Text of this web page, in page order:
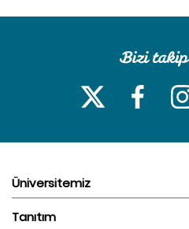
Üniversitemiz
Tanıtım